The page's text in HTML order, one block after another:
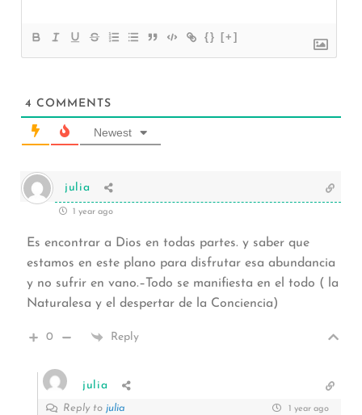
{} [+]
4 COMMENTS
Newest
julia
1 year ago
Es encontrar a Dios en todas partes. y saber que
estamos en este plano para disfrutar esa abundancia
y no sufrir en vano.–Todo se manifiesta en el todo ( la
Naturalesa y el despertar de la Conciencia)
0 Reply
julia
Reply to julia 1 year ago